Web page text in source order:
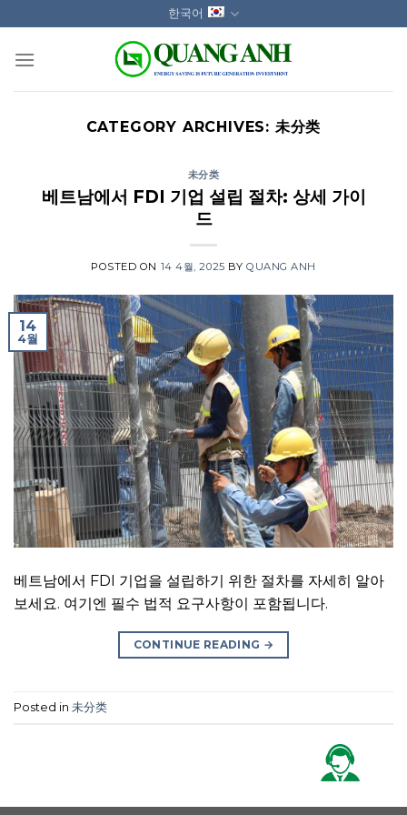
to
content
한국어
CATEGORY ARCHIVES: 未分类
未分类
베트남에서 FDI 기업 설립 절차: 상세 가이
드
POSTED ON 14 4월, 2025 BY QUANG ANH
14
4월
베트남에서 FDI 기업을 설립하기 위한 절차를 자세히 알아
보세요. 여기엔 필수 법적 요구사항이 포함됩니다.
CONTINUE READING →
Posted in 未分类